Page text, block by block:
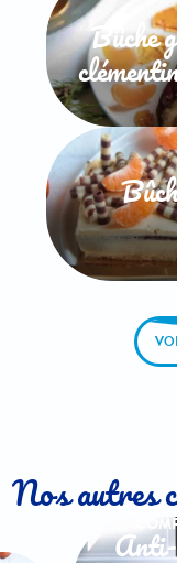
Bûche
Nos autres
Anti-